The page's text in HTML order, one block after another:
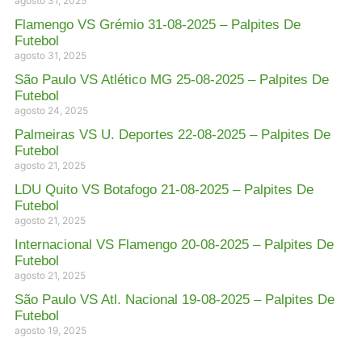
Flamengo VS Grémio 31-08-2025 – Palpites De
Futebol
agosto 31, 2025
São Paulo VS Atlético MG 25-08-2025 – Palpites De
Futebol
agosto 24, 2025
Palmeiras VS U. Deportes 22-08-2025 – Palpites De
Futebol
agosto 21, 2025
LDU Quito VS Botafogo 21-08-2025 – Palpites De
Futebol
agosto 21, 2025
Internacional VS Flamengo 20-08-2025 – Palpites De
Futebol
agosto 21, 2025
São Paulo VS Atl. Nacional 19-08-2025 – Palpites De
Futebol
agosto 19, 2025